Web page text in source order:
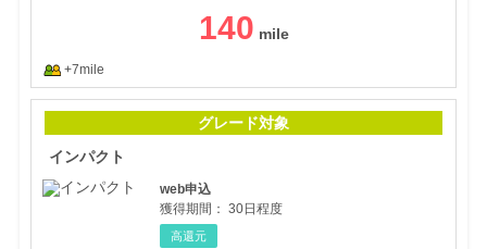
140
+7mile
グレード対象
インパクト
web申込
獲得期間： 30日程度
高還元